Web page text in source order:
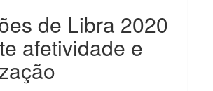
de Libra 2020
afetividade e